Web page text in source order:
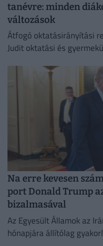
tanévre: minden
változások
Átfogó oktatásirányítási
Judit oktatási és
Na erre kevesen
port Donald Trump
bizalmasával
Az Egyesült Államok az
hónapjára állítólag